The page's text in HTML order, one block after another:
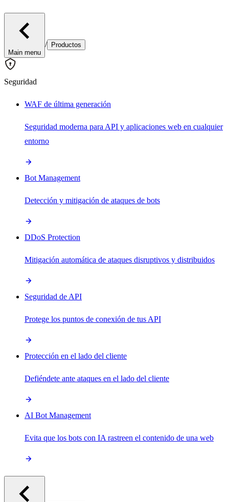
Main menu
/ Productos
Seguridad
WAF de última generación
Seguridad moderna para API y aplicaciones web en cualquier
entorno
Bot Management
Detección y mitigación de ataques de bots
DDoS Protection
Mitigación automática de ataques disruptivos y distribuidos
Seguridad de API
Protege los puntos de conexión de tus API
Protección en el lado del cliente
Defiéndete ante ataques en el lado del cliente
AI Bot Management
Evita que los bots con IA rastreen el contenido de una web